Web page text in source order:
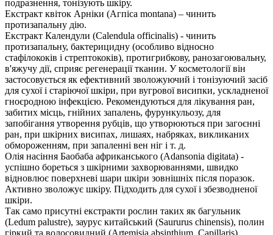
подразнення, тонізують шкіру.
Екстракт квіток Арніки (Агпіса montana) – чинить
протизапальну дію.
Екстракт Календули (Calendula officinalis) - чинить
протизапальну, бактерицидну (особливо відносно
стафілококів і стрептококів), протигрибкову, ранозагоювальну,
в'яжучу дії, сприяє регенерації тканин. У косметології він
застосовується як ефективний зволожуючий і тонізуючий засіб
для сухої і старіючої шкіри, при вугрової висипки, ускладненої
гноєродною інфекцією. Рекомендуються для лікування ран,
забитих місць, гнійних запалень, фурункульозу, для
запобігання утворення рубців, що утворюються при загоєнні
ран, при шкірних висипах, лишаях, набряках, викликаних
обмороженням, при запаленні вен ніг і т. д.
Олія насіння Баобаба африканського (Adansonia digitata) -
успішно бореться з шкірними захворюваннями, швидко
відновлює поверхневі шари шкіри зовнішніх після поразок.
Активно зволожує шкіру. Підходить для сухої і збезводненої
шкіри.
Так само присутні екстракти рослин таких як багульник
(Ledum palustre), заурус китайський (Saururus chinensis), полин
гіркий та волосовидний (Artemisia absinthium, Capillaris),